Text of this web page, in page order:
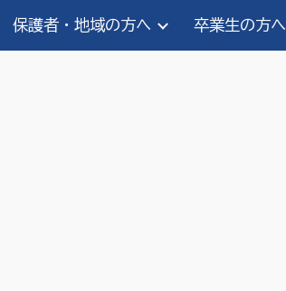
to navigation
保護者・地域の方へ 卒業生の方へ